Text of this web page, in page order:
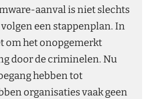
aanval is niet slechts
een stappenplan. In
om het onopgemerkt
door de criminelen. Nu
hebben tot
organisaties vaak geen